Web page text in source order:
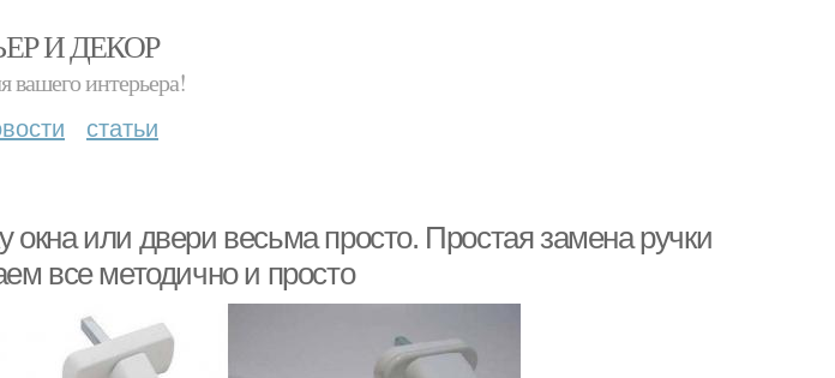
И ДЕКОР
вашего интерьера!
статьи
окна или двери весьма просто. Простая замена ручки
все методично и просто